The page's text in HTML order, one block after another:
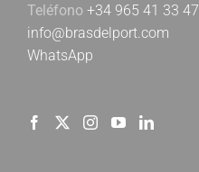
Teléfono +34 965 41 33 47
info@brasdelport.com
WhatsApp